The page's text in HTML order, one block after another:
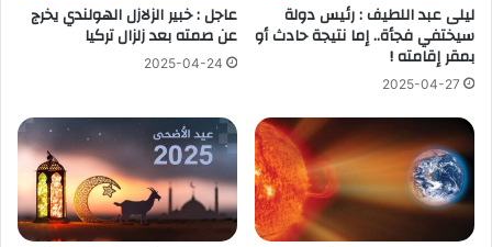
ليلى عبد اللطيف : رئيس دولة
سيختفي فجأة.. إما نتيجة حادث أو
بمقر إقامته !
2025-04-27
عاجل : خبير الزلازل الهولندي يخرج
عن صمته بعد زلزال تركيا
2025-04-24